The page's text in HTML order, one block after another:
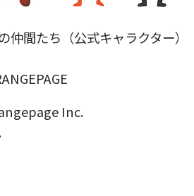
仲間たち（公式キャラクター）
Inc.